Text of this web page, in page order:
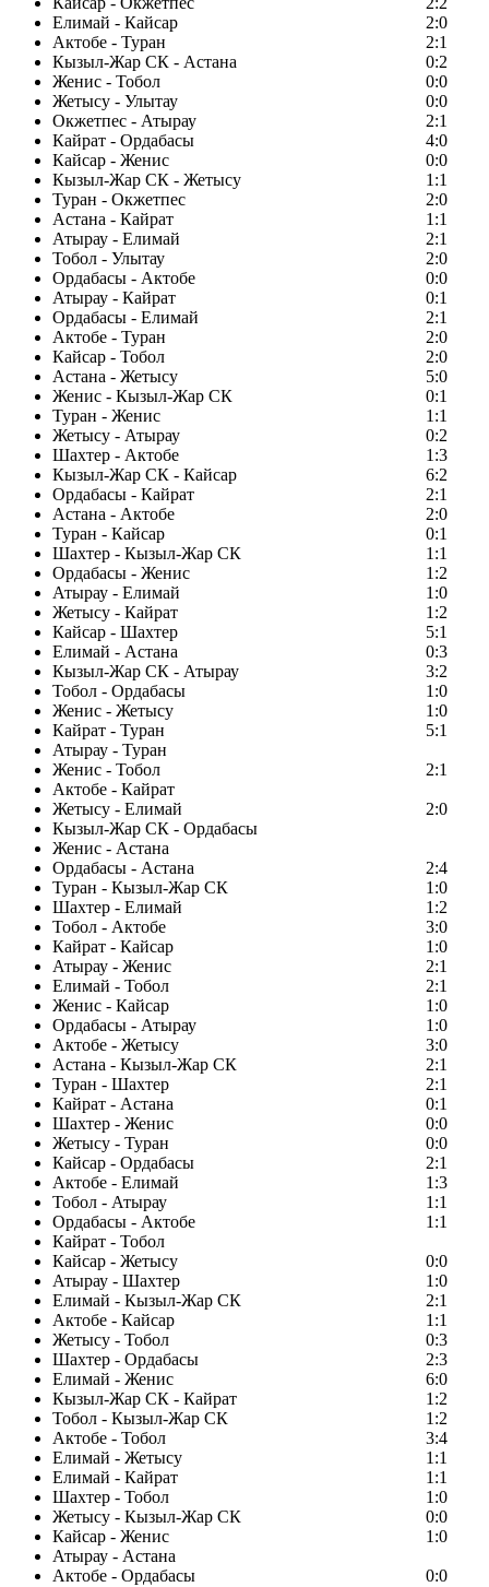
Елимай - Кайсар
2:0
Актобе - Туран
2:1
Кызыл-Жар СК - Астана
0:2
Женис - Тобол
0:0
Жетысу - Улытау
0:0
Окжетпес - Атырау
2:1
Кайрат - Ордабасы
4:0
Кайсар - Женис
0:0
Кызыл-Жар СК - Жетысу
1:1
Туран - Окжетпес
2:0
Астана - Кайрат
1:1
Атырау - Елимай
2:1
Тобол - Улытау
2:0
Ордабасы - Актобе
0:0
Атырау - Кайрат
0:1
Ордабасы - Елимай
2:1
Актобе - Туран
2:0
Кайсар - Тобол
2:0
Астана - Жетысу
5:0
Женис - Кызыл-Жар СК
0:1
Туран - Женис
1:1
Жетысу - Атырау
0:2
Шахтер - Актобе
1:3
Кызыл-Жар СК - Кайсар
6:2
Ордабасы - Кайрат
2:1
Астана - Актобе
2:0
Туран - Кайсар
0:1
Шахтер - Кызыл-Жар СК
1:1
Ордабасы - Женис
1:2
Атырау - Елимай
1:0
Жетысу - Кайрат
1:2
Кайсар - Шахтер
5:1
Елимай - Астана
0:3
Кызыл-Жар СК - Атырау
3:2
Тобол - Ордабасы
1:0
Женис - Жетысу
1:0
Кайрат - Туран
5:1
Атырау - Туран
Женис - Тобол
2:1
Актобе - Кайрат
Жетысу - Елимай
2:0
Кызыл-Жар СК - Ордабасы
Женис - Астана
Ордабасы - Астана
2:4
Туран - Кызыл-Жар СК
1:0
Шахтер - Елимай
1:2
Тобол - Актобе
3:0
Кайрат - Кайсар
1:0
Атырау - Женис
2:1
Елимай - Тобол
2:1
Женис - Кайсар
1:0
Ордабасы - Атырау
1:0
Актобе - Жетысу
3:0
Астана - Кызыл-Жар СК
2:1
Туран - Шахтер
2:1
Кайрат - Астана
0:1
Шахтер - Женис
0:0
Жетысу - Туран
0:0
Кайсар - Ордабасы
2:1
Актобе - Елимай
1:3
Тобол - Атырау
1:1
Ордабасы - Актобе
1:1
Кайрат - Тобол
Кайсар - Жетысу
0:0
Атырау - Шахтер
1:0
Елимай - Кызыл-Жар СК
2:1
Актобе - Кайсар
1:1
Жетысу - Тобол
0:3
Шахтер - Ордабасы
2:3
Елимай - Женис
6:0
Кызыл-Жар СК - Кайрат
1:2
Тобол - Кызыл-Жар СК
1:2
Актобе - Тобол
3:4
Елимай - Жетысу
1:1
Елимай - Кайрат
1:1
Шахтер - Тобол
1:0
Жетысу - Кызыл-Жар СК
0:0
Кайсар - Женис
1:0
Атырау - Астана
Актобе - Ордабасы
0:0